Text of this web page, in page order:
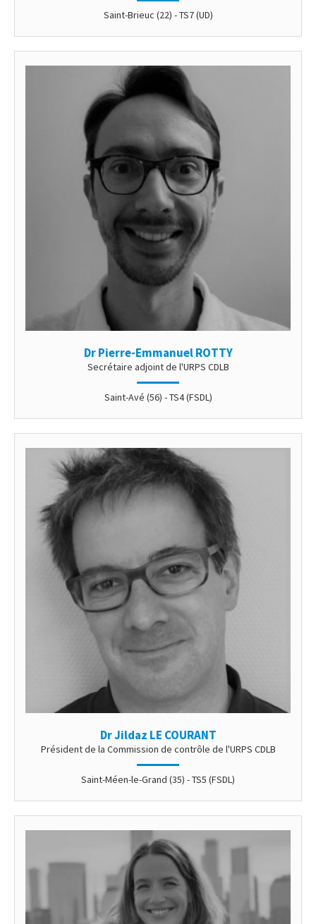
Saint-Brieuc (22) - TS7 (UD)
Dr Pierre-Emmanuel ROTTY
Secrétaire adjoint de l'URPS CDLB
Saint-Avé (56) - TS4 (FSDL)
Dr Jildaz LE COURANT
Président de la Commission de contrôle de l'URPS CDLB
Saint-Méen-le-Grand (35) - TS5 (FSDL)